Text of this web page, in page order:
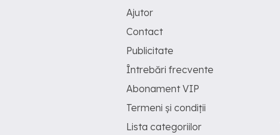
Ajutor
Contact
Publicitate
Întrebări frecvente
Abonament VIP
Termeni și condiții
Lista categoriilor